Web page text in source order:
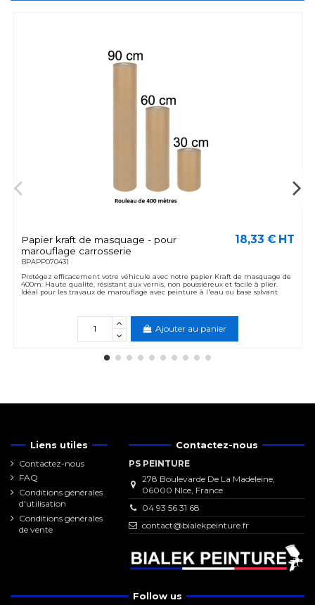
Papier kraft de masquage - pour
marouflage carrosserie
BPAPP070431
18,33 € HT
Protégez efficacement votre véhicule avec notre papier Kraft de masquage de
400m. Haute qualité, résistant aux vernis, non poussiéreux et facile à plier.
Idéal pour les travaux de marouflage avec peinture à l'eau ou base solvant
Ajouter au panier
Liens utiles
Contactez-nous
FAQ
Conditions générales
d'utilisation
Conditions générales
de vente
Contactez-nous
PS PEINTURE
278 Boulevarde De La Madeleine,
06000 NIce, France
04 93 56 31 68
contact@bialekpeinture.fr
Follow us